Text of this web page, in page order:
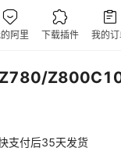
支付后35天发货